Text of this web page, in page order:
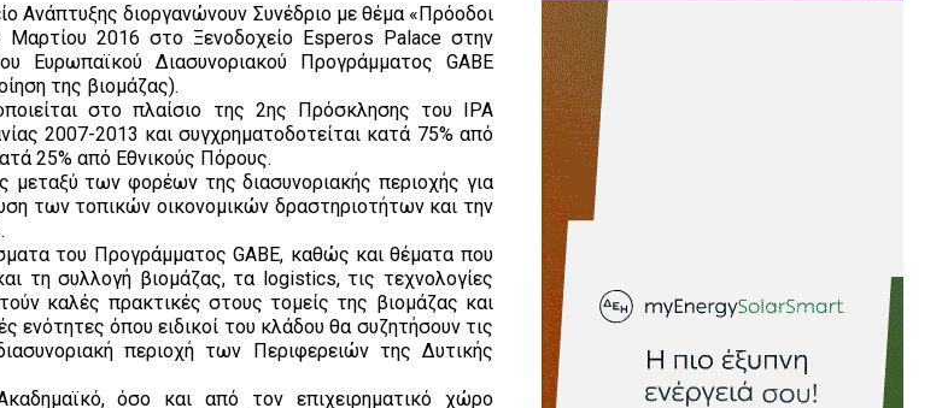
Ανάπτυξης διοργανώνουν Συνέδριο με θέμα «Πρόοδοι
Μαρτίου 2016 στο Ξενοδοχείο Esperos Palace στην
Ευρωπαϊκού Διασυνοριακού Προγράμματος GABE
της βιομάζας).
στο πλαίσιο της 2ης Πρόσκλησης του IPA
2007-2013 και συγχρηματοδοτείται κατά 75% από
25% από Εθνικούς Πόρους.
μεταξύ των φορέων της διασυνοριακής περιοχής για
των τοπικών οικονομικών δραστηριοτήτων και την
του Προγράμματος GABE, καθώς και θέματα που
τη συλλογή βιομάζας, τα logistics, τις τεχνολογίες
καλές πρακτικές στους τομείς της βιομάζας και
ενότητες όπου ειδικοί του κλάδου θα συζητήσουν τις
περιοχή των Περιφερειών της Δυτικής
όσο και από τον επιχειρηματικό χώρο